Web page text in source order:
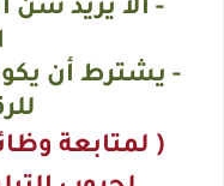
- يشترط أن
( لمتابعة